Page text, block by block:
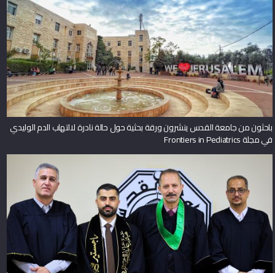
باحثون من جامعة القدس ينشرون ورقة بحثية حول حالة نادرة لالتهاب الدم الوليدي
في مجلة Frontiers in Pediatrics